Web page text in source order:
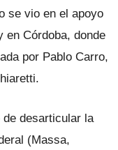
se vio en el apoyo
en Córdoba, donde
por Pablo Carro,
de desarticular la
(Massa,